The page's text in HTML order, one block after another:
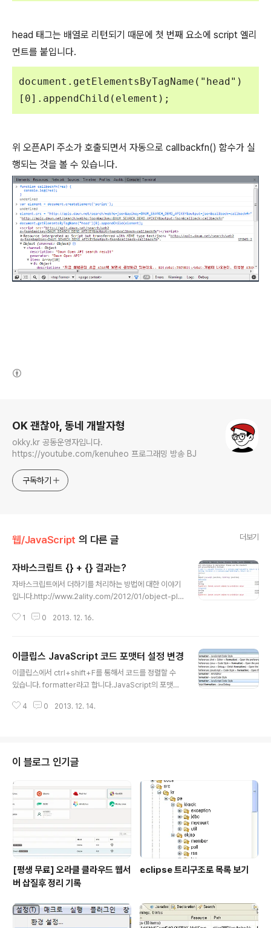
head 태그는 배열로 리턴되기 때문에 첫 번째 요소에 script 엘리
먼트를 붙입니다.
document.getElementsByTagName("head")
[0].appendChild(element);
위 오픈API 주소가 호출되면서 자동으로 callbackfn() 함수가 실
행되는 것을 볼 수 있습니다.
OK 괜찮아, 동네 개발자형
okky.kr 공동운영자입니다.
https://youtube.com/kenuheo 프로그래밍 방송 BJ
구독하기
웹/JavaScript 의 다른 글 더보기
자바스크립트 {} + {} 결과는?
자바스크립트에서 더하기를 처리하는 방법에 대한 이야기
입니다.http://www.2ality.com/2012/01/object-plu
트 두 종류의 값1) 기본형(primitives) : undefined, nul
형 2) 숫자3) 문자열 1) 기본형으로 변환되는 경우내부적
으로 실행되는 함수 ToPrimitive(input, PreferredTy
pe?) 1. input이 기본형인 경우, 그대로 반환2. 다른 경우 i
것 반환3..
1 0 2013. 12. 16.
이클립스 JavaScript 코드 포맷터 설정 변경
이클립스에서 ctrl+shift+F를 통해서 코드를 정렬할 수
있습니다. formatter라고 합니다.JavaScript의 포맷이
k access에 커서를 이동합니다. formatter라고 검색하
(탭 정책)에 Spaces only를 선택하고 상단의 Profile na
me을 변경한 뒤에 저장하면 됩니다. JSLint 또는 http://j
sbeautifier.org 사이트의 code format을 참고하면 좋
을 것 입니다.
4 0 2013. 12. 14.
이 블로그 인기글
[평생 무료] 오라클 클라우드 웹서
버 삽질후 정리 기록
eclipse 트리구조로 목록 보기